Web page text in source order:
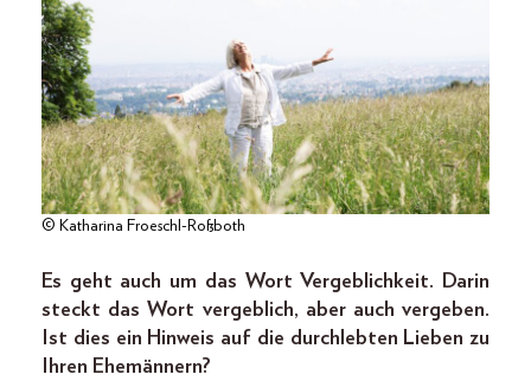
© Katharina Froeschl-Roßboth
Es geht auch um das Wort Vergeblichkeit. Darin
steckt das Wort vergeblich, aber auch vergeben.
Ist dies ein Hinweis auf die durchlebten Lieben zu
Ihren Ehemännern?